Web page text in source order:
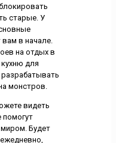
старые. У
в начале.
на отдых в
для
монстров.
видеть
Будет